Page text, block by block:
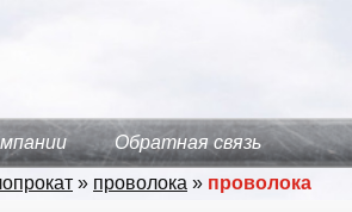
Обратная связь
» проволока » проволока